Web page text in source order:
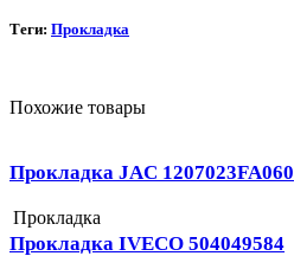
Теги: Прокладка
Похожие товары
Прокладка JAC 1207023FA060
Прокладка
Прокладка IVECO 504049584